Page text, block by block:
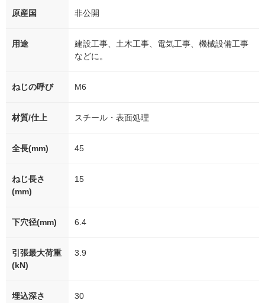
原産国 非公開
用途
建設工事、土木工事、電気工事、機械設備工事
などに。
ねじの呼び M6
材質/仕上 スチール・表面処理
全長(mm) 45
ねじ長さ
(mm)
15
下穴径(mm) 6.4
引張最大荷重
(kN)
3.9
埋込深さ
30